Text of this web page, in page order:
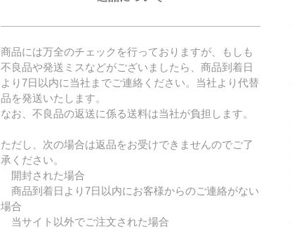
商品には万全のチェックを行っておりますが、もしも
不良品や発送ミスなどがございましたら、商品到着日
より7日以内に当社までご連絡ください。当社より代替
品を発送いたします。
なお、不良品の返送に係る送料は当社が負担します。
ただし、次の場合は返品をお受けできませんのでご了
承ください。
開封された場合
商品到着日より7日以内にお客様からのご連絡がない
場合
当サイト以外でご注文された場合